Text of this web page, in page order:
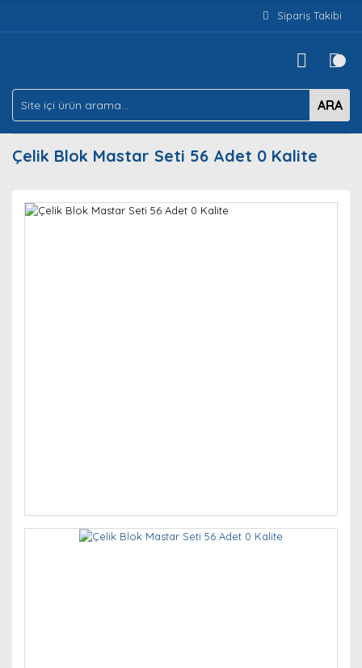
Sipariş Takibi
ARA
Çelik Blok Mastar Seti 56 Adet 0 Kalite